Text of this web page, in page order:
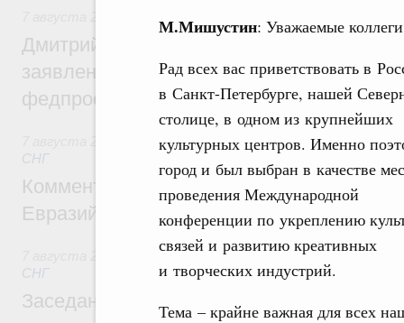
М.Мишустин: Уважаемые
Рад всех вас приветствовать в
в Санкт-Петербурге, нашей
столице, в одном из крупнейших
культурных центров. Именно
город и был выбран в качестве
проведения Международной
конференции по укреплению
связей и развитию креативных
и творческих индустрий.
Тема – крайне важная для всех
Дмитрий Чернышенко: Установлен
заявлений от абитуриентов колледжей и
федпроекта «Профессионалитет»
Евразийский экономический союз.
СНГ
Комментарий Алексея Оверчука по
Евразийского межправительственного
Евразийский экономический союз.
СНГ
Заседание Евразийского